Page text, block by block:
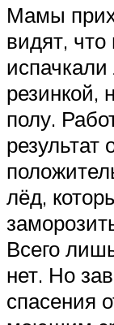
Мамы
видят,
резинкой,
полу.
результат
лёд,
Всего
нет. Но
спасения